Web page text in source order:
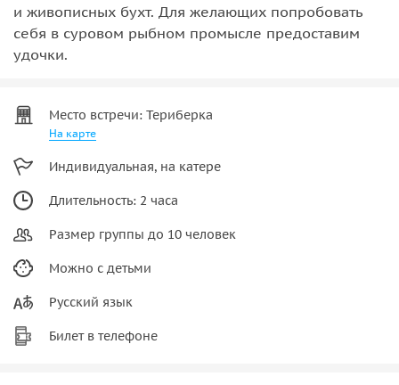
и живописных бухт. Для желающих попробовать
себя в суровом рыбном промысле предоставим
удочки.
Место встречи: Териберка
На карте
Индивидуальная, на катере
Длительность: 2 часа
Размер группы до 10 человек
Можно с детьми
Русский язык
Билет в телефоне